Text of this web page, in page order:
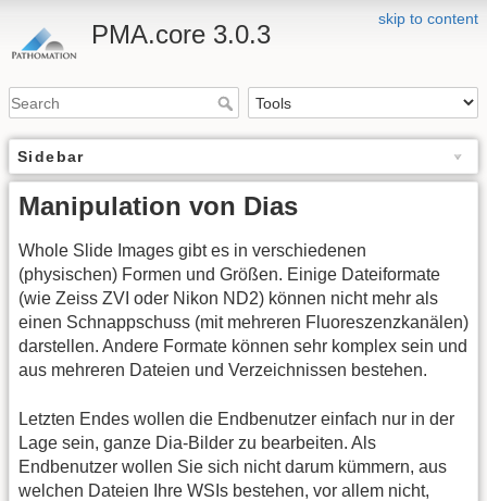
skip to content
PMA.core 3.0.3
Sidebar
Manipulation von Dias
Whole Slide Images gibt es in verschiedenen
(physischen) Formen und Größen. Einige Dateiformate
(wie Zeiss ZVI oder Nikon ND2) können nicht mehr als
einen Schnappschuss (mit mehreren Fluoreszenzkanälen)
darstellen. Andere Formate können sehr komplex sein und
aus mehreren Dateien und Verzeichnissen bestehen.
Letzten Endes wollen die Endbenutzer einfach nur in der
Lage sein, ganze Dia-Bilder zu bearbeiten. Als
Endbenutzer wollen Sie sich nicht darum kümmern, aus
welchen Dateien Ihre WSIs bestehen, vor allem nicht,